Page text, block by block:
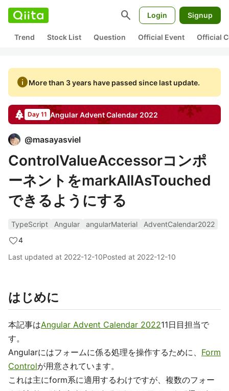
search Login Signup
Trend Stock List Question Official Event Official
infoMore than 3 years have passed since last update.
Day 11 AngularAdvent Calendar 2022
@masayasviel
ControlValueAccessorコンポ
ーネントをmarkAllAsTouched
できるようにする
TypeScript Angular angularMaterial
AdventCalendar2022
4
Last updated at 2022-12-10Posted at 2022-12-10
はじめに
本記事はAngular Advent Calendar 202211日目担当で
す。
Angularにはフォームに係る処理を操作するために、 Form
Controlが用意されています。
これは主にform系に適用するわけですが、複数のフォー